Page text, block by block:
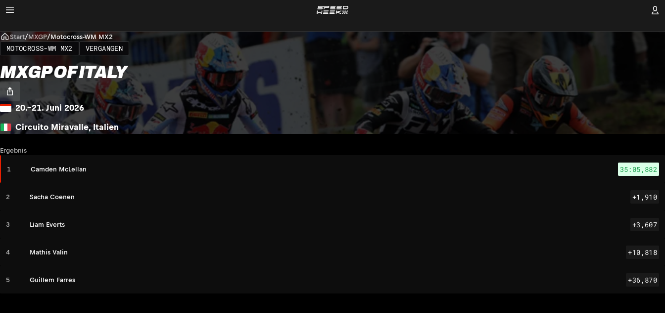
Start/MXGP/Motocross-WM MX2
MOTOCROSS-WM MX2 VERGANGEN
MXGP OF ITALY
20.–21. Juni 2026
Circuito Miravalle, Italien
Ergebnis
1 Camden McLellan 35:05,882
2 Sacha Coenen +1,910
3 Liam Everts +3,607
4 Mathis Valin +10,818
5 Guillem Farres +36,870